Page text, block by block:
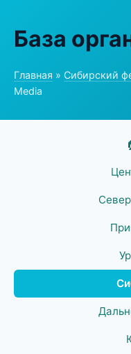
База
Главная » Сибирский
Media